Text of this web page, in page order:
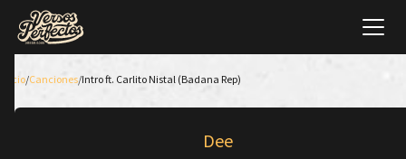
Inicio/Canciones/Intro ft. Carlito Nistal (Badana Rep)
Dee